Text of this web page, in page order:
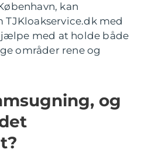
kan
TJKloakservice.dk med
med at holde både
områder rene og
og